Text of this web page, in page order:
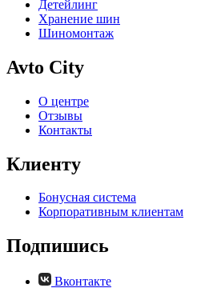
Детейлинг
Хранение шин
Шиномонтаж
Avto City
О центре
Отзывы
Контакты
Клиенту
Бонусная система
Корпоративным клиентам
Подпишись
Вконтакте